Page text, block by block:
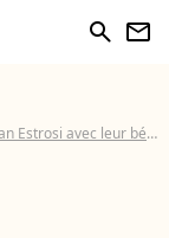
search newsletter
bébé : Première sortie remarquée